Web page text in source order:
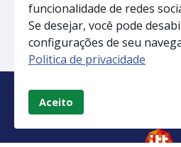
funcionalidade de redes
Se desejar, você pode
configurações de seu
Politica de privacidade
Aceito